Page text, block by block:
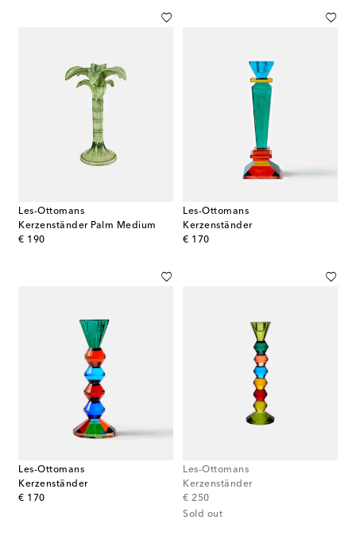
Les-Ottomans
Kerzenständer Palm Medium
€ 190
original price
Les-Ottomans
Kerzenständer
€ 170
original price
Les-Ottomans
Kerzenständer
€ 170
original price
Les-Ottomans
Kerzenständer
€ 250
original price
Sold out